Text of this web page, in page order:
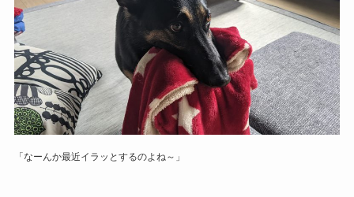
「なーんか最近イラッとするのよね～」